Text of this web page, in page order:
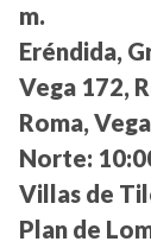
m.
Eréndida,
Vega 172,
Roma,
Norte:
Villas de
Plan de